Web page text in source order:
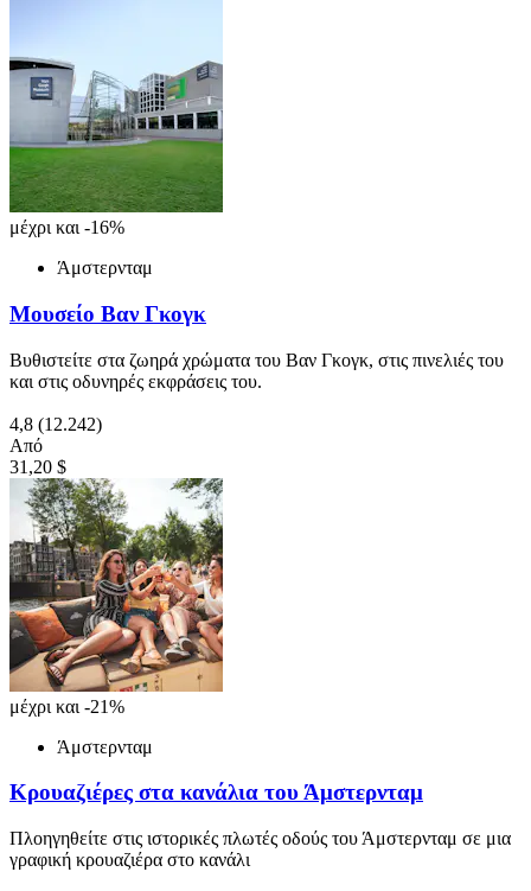
μέχρι και -16%
Άμστερνταμ
Μουσείο Βαν Γκογκ
Βυθιστείτε στα ζωηρά χρώματα του Βαν Γκογκ, στις πινελιές του
και στις οδυνηρές εκφράσεις του.
4,8 (12.242)
Από
31,20 $
μέχρι και -21%
Άμστερνταμ
Κρουαζιέρες στα κανάλια του Άμστερνταμ
Πλοηγηθείτε στις ιστορικές πλωτές οδούς του Άμστερνταμ σε μια
γραφική κρουαζιέρα στο κανάλι